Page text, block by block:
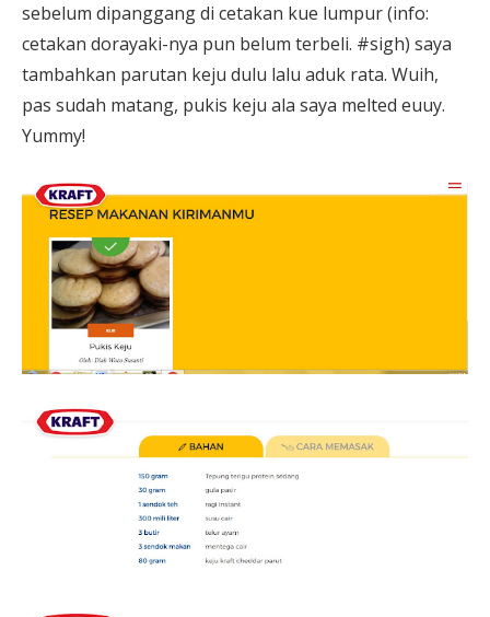
sebelum dipanggang di cetakan kue lumpur (info:
cetakan dorayaki-nya pun belum terbeli. #sigh) saya
tambahkan parutan keju dulu lalu aduk rata. Wuih,
pas sudah matang, pukis keju ala saya melted euuy.
Yummy!